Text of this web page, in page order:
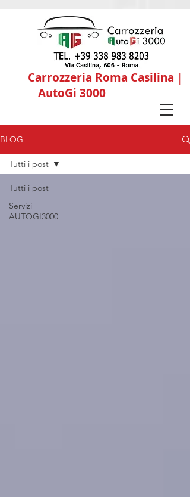
Carrozzeria Roma Casilina |
AutoGi 3000
BLOG
Tutti i post
Servizi
AUTOGI3000
Tutti i post